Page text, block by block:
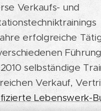
Verkaufs- und
erfolgreiche
selbständige
Verkauf,
Lebenswerk-